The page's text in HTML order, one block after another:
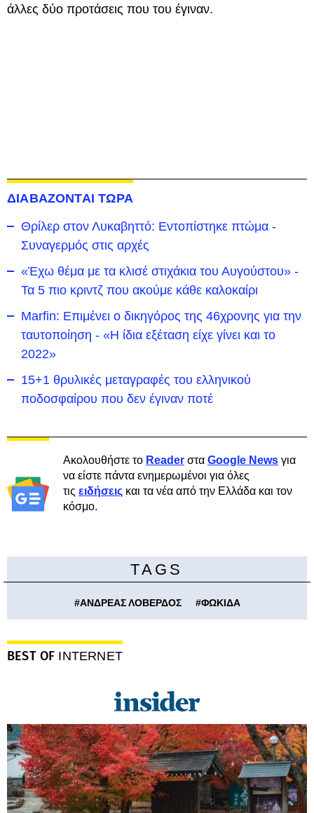
άλλες δύο προτάσεις που του έγιναν.
ΔΙΑΒΑΖΟΝΤΑΙ ΤΩΡΑ
Θρίλερ στον Λυκαβηττό: Εντοπίστηκε πτώμα -
Συναγερμός στις αρχές
«Έχω θέμα με τα κλισέ στιχάκια του Αυγούστου» -
Τα 5 πιο κριντζ που ακούμε κάθε καλοκαίρι
Marfin: Επιμένει ο δικηγόρος της 46χρονης για την
ταυτοποίηση - «Η ίδια εξέταση είχε γίνει και το
2022»
15+1 θρυλικές μεταγραφές του ελληνικού
ποδοσφαίρου που δεν έγιναν ποτέ
Ακολουθήστε το Reader στα Google News για
να είστε πάντα ενημερωμένοι για όλες
τις ειδήσεις και τα νέα από την Ελλάδα και τον
κόσμο.
TAGS
#ΑΝΔΡΕΑΣ ΛΟΒΕΡΔΟΣ #ΦΩΚΙΔΑ
BEST OF INTERNET